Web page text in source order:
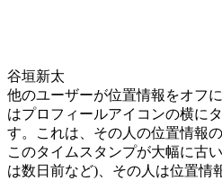
谷垣新太
他のユーザーが位置情報をオフ
はプロフィールアイコンの横に
す。これは、その人の位置情報
このタイムスタンプが大幅に古
は数日前など)、その人は位置情